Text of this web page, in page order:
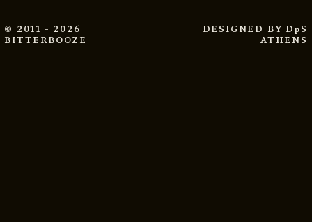
© 2011 - 2026
BITTERBOOZE
DESIGNED BY DpS
ATHENS